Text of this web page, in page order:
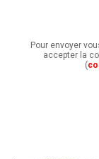
Pour envoyer
accepter la
(